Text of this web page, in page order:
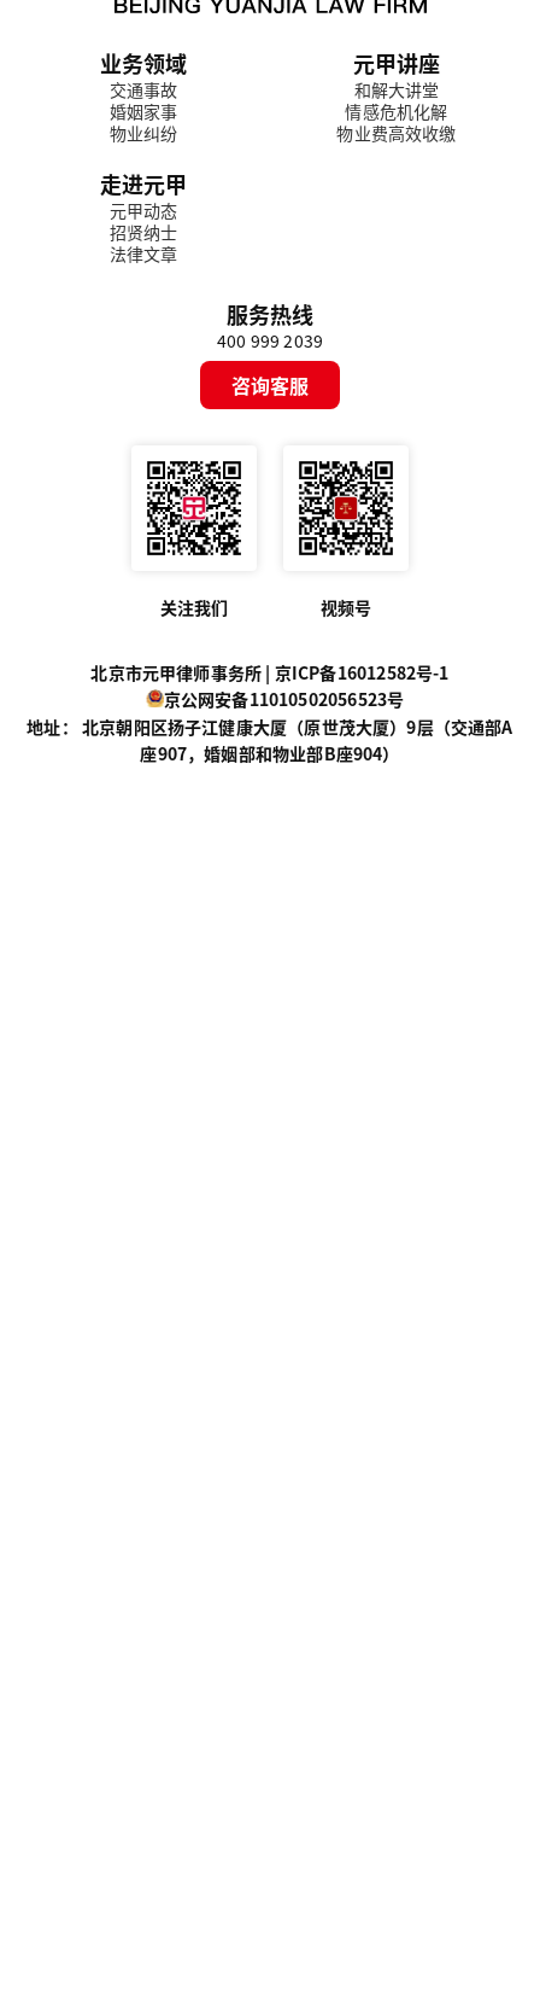
业务领域
交通事故
婚姻家事
物业纠纷
元甲讲座
和解大讲堂
情感危机化解
物业费高效收缴
走进元甲
元甲动态
招贤纳士
法律文章
服务热线
400 999 2039
咨询客服
关注我们 视频号
北京市元甲律师事务所 | 京ICP备16012582号-1
京公网安备11010502056523号
地址： 北京朝阳区扬子江健康大厦（原世茂大厦）9层（交通部A
座907，婚姻部和物业部B座904）